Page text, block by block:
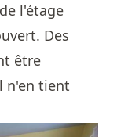
l'étage
Des
être
n'en tient